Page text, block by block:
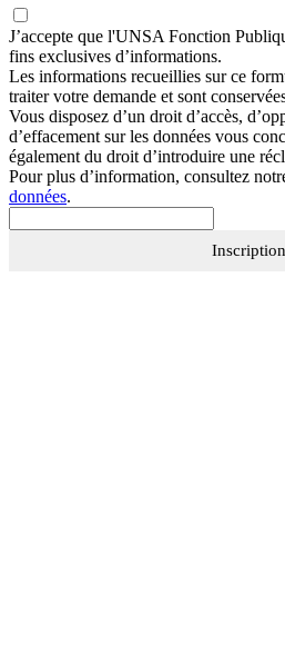
J’accepte que l'UNSA Fonction
fins exclusives d’informations.
Les informations recueillies sur ce
traiter votre demande et sont
Vous disposez d’un droit d’accès,
d’effacement sur les données vous
également du droit d’introduire une
Pour plus d’information, consultez
données.
Inscription